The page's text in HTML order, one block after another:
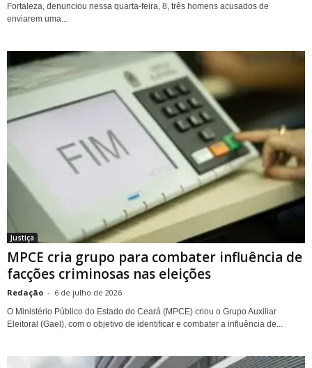
Fortaleza, denunciou nessa quarta-feira, 8, três homens acusados de
enviarem uma...
Justiça
MPCE cria grupo para combater influência de
facções criminosas nas eleições
Redação - 6 de julho de 2026
O Ministério Público do Estado do Ceará (MPCE) criou o Grupo Auxiliar
Eleitoral (Gael), com o objetivo de identificar e combater a influência de...